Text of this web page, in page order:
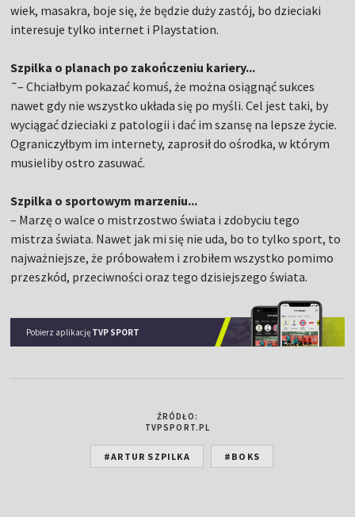
wiek, masakra, boje się, że będzie duży zastój, bo dzieciaki
interesuje tylko internet i Playstation.
Szpilka o planach po zakończeniu kariery...
˜– Chciałbym pokazać komuś, że można osiągnąć sukces
nawet gdy nie wszystko układa się po myśli. Cel jest taki, by
wyciągać dzieciaki z patologii i dać im szansę na lepsze życie.
Ograniczyłbym im internety, zaprosił do ośrodka, w którym
musieliby ostro zasuwać.
Szpilka o sportowym marzeniu...
– Marzę o walce o mistrzostwo świata i zdobyciu tego
mistrza świata. Nawet jak mi się nie uda, bo to tylko sport, to
najważniejsze, że próbowałem i zrobiłem wszystko pomimo
przeszkód, przeciwności oraz tego dzisiejszego świata.
Pobierz aplikację TVP SPORT
ŹRÓDŁO:
TVPSPORT.PL
#ARTUR SZPILKA #BOKS